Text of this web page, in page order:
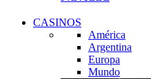
CASINOS
América
Argentina
Europa
Mundo